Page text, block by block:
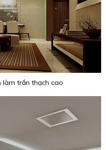
làm trần thạch cao